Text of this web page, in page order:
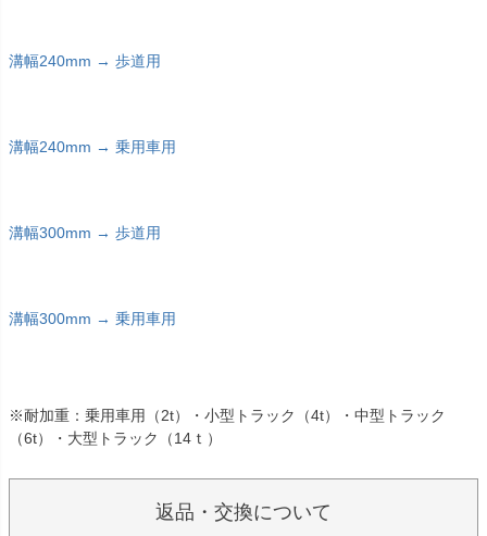
溝幅240mm → 歩道用
溝幅240mm → 乗用車用
溝幅300mm → 歩道用
溝幅300mm → 乗用車用
※耐加重：乗用車用（2t）・小型トラック（4t）・中型トラック
（6t）・大型トラック（14ｔ）
返品・交換について